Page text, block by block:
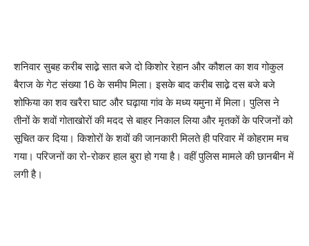
शनिवार सुबह करीब साढे़ सात बजे दो किशोर रेहान और कौशल का शव गोकुल
बैराज के गेट संख्या 16 के समीप मिला। इसके बाद करीब साढे़ दस बजे बजे
शोफिया का शव खरैरा घाट और घढ़ाया गांव के मध्य यमुना में मिला। पुलिस ने
तीनों के शवों गोताखोरों की मदद से बाहर निकाल लिया और मृतकों के परिजनों को
सूचित कर दिया। किशोरों के शवों की जानकारी मिलते ही परिवार में कोहराम मच
गया। परिजनों का रो-रोकर हाल बुरा हो गया है। वहीं पुलिस मामले की छानबीन में
लगी है।